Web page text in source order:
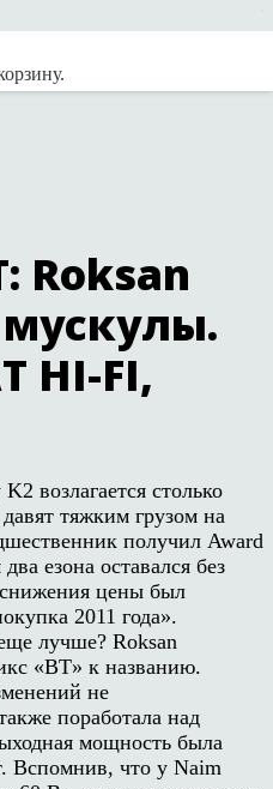
Обзор WHAT HI-FI, июнь,
Roksan
HI-FI,
возлагается столько
тяжким грузом на
получил Award
езона оставался без
снижения цены был
2011 года».
лучше? Roksan
«BT» к названию.
не
поработала над
мощность была
Вспомнив, что у Naim